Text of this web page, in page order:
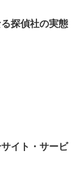
探偵社の実態
イト・サービ